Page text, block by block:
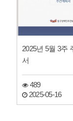
2025년 5월 3주
서
489
2025-05-16